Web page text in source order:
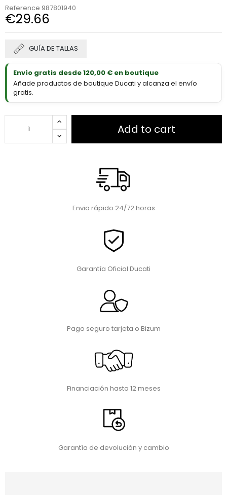
Reference 987801940
€29.66
GUÍA DE TALLAS
Envío gratis desde 120,00 € en boutique
Añade productos de boutique Ducati y alcanza el envío
gratis.
Add to cart
Envio rápido 24/72 horas
Garantía Oficial Ducati
Pago seguro tarjeta o Bizum
Financiación hasta 12 meses
Garantía de devolución y cambio